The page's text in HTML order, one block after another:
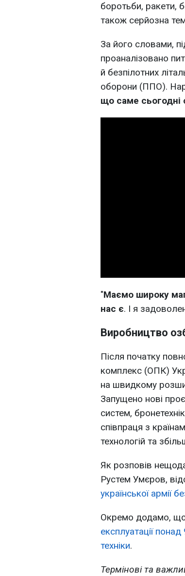
боротьби, ракети,
також серйозна
За його словами,
проаналізовано
й безпілотних
оборони (ППО).
що саме сьогодні
"Маємо широку
нас є. І я
Виробництво
Після початку
комплекс (ОПК)
на швидкому
Запущено нові
систем,
співпраця з
технологій та
Як розповів
Рустем Умєров,
української армії
Окремо додамо,
експлуатації
техніки.
Термінові та